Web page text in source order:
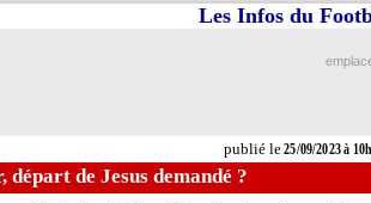
publié le25/09/2023 à
Les Infos du
de Jesus demandé ?